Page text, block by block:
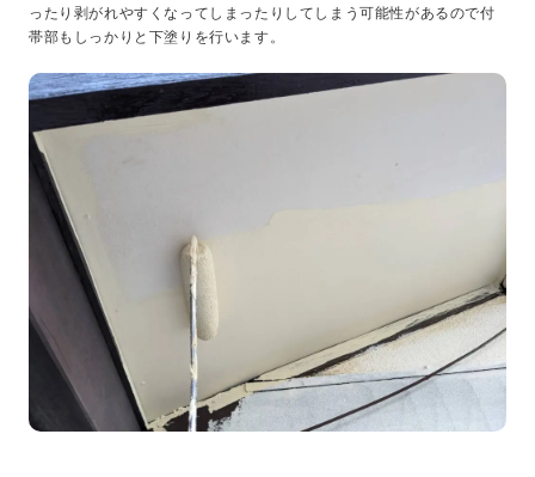
ったり剥がれやすくなってしまったりしてしまう可能性があるので付
帯部もしっかりと下塗りを行います。